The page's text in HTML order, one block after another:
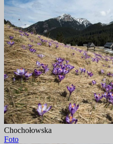
Chochołowska
Foto